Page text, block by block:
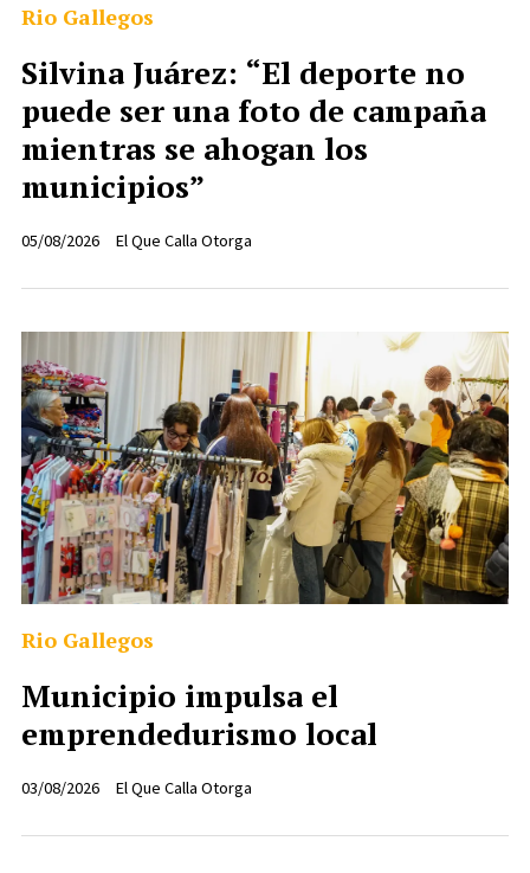
Silvina Juárez: “El deporte no
puede ser una foto de campaña
mientras se ahogan los
municipios”
El Que Calla Otorga
Rio Gallegos
05/08/2026
Municipio impulsa el
emprendedurismo local
El Que Calla Otorga
Rio Gallegos
03/08/2026